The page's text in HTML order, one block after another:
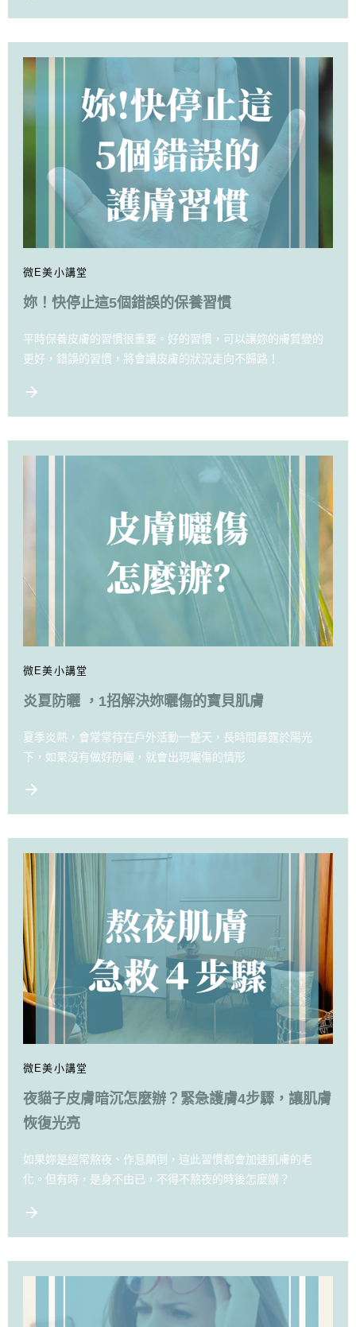
微E美小講堂
妳！快停止這5個錯誤的保養習慣
平時保養皮膚的習慣很重要。好的習慣，可以讓妳的膚質變的
更好，錯誤的習慣，將會讓皮膚的狀況走向不歸路！
微E美小講堂
炎夏防曬 ，1招解決妳曬傷的寶貝肌膚
夏季炎熱，會常常待在戶外活動一整天，長時間暴露於陽光
下，如果沒有做好防曬，就會出現曬傷的情形
微E美小講堂
夜貓子皮膚暗沉怎麼辦？緊急護膚4步驟，讓肌膚
恢復光亮
如果妳是經常熬夜、作息顛倒，這此習慣都會加速肌膚的老
化。但有時，是身不由已，不得不熬夜的時後怎麼辦？